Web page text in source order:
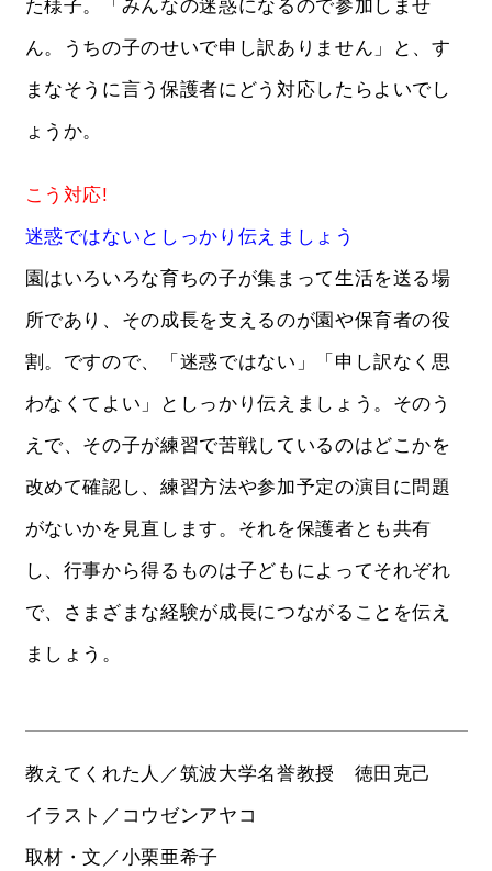
た様子。「みんなの迷惑になるので参加しませ
ん。うちの子のせいで申し訳ありません」と、す
まなそうに言う保護者にどう対応したらよいでし
ょうか。
こう対応!
迷惑ではないとしっかり伝えましょう
園はいろいろな育ちの子が集まって生活を送る場
所であり、その成長を支えるのが園や保育者の役
割。ですので、「迷惑ではない」「申し訳なく思
わなくてよい」としっかり伝えましょう。そのう
えで、その子が練習で苦戦しているのはどこかを
改めて確認し、練習方法や参加予定の演目に問題
がないかを見直します。それを保護者とも共有
し、行事から得るものは子どもによってそれぞれ
で、さまざまな経験が成長につながることを伝え
ましょう。
教えてくれた人／筑波大学名誉教授 徳田克己
イラスト／コウゼンアヤコ
取材・文／小栗亜希子